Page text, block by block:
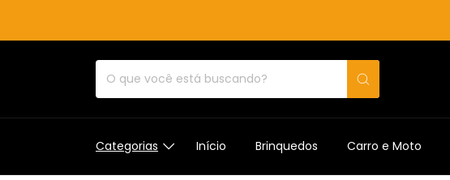
Categorias Início Brinquedos Carro e Moto